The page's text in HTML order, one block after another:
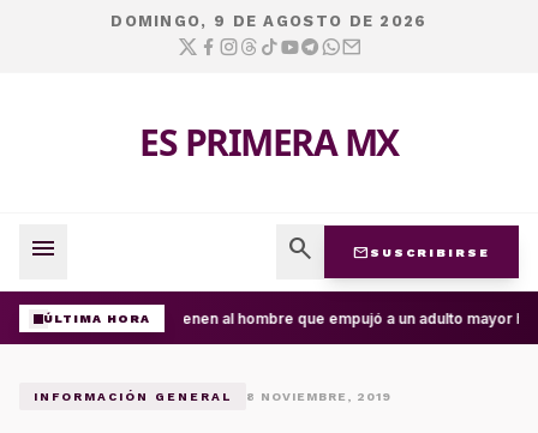
DOMINGO, 9 DE AGOSTO DE 2026
ES PRIMERA MX
menu search mail SUSCRIBIRSE
ÚLTIMA HORA Detienen al hombre que empujó a un adulto mayor
INFORMACIÓN GENERAL 8 NOVIEMBRE, 2019